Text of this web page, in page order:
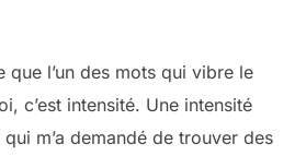
que l’un des mots qui vibre le
c’est intensité. Une intensité
m’a demandé de trouver des